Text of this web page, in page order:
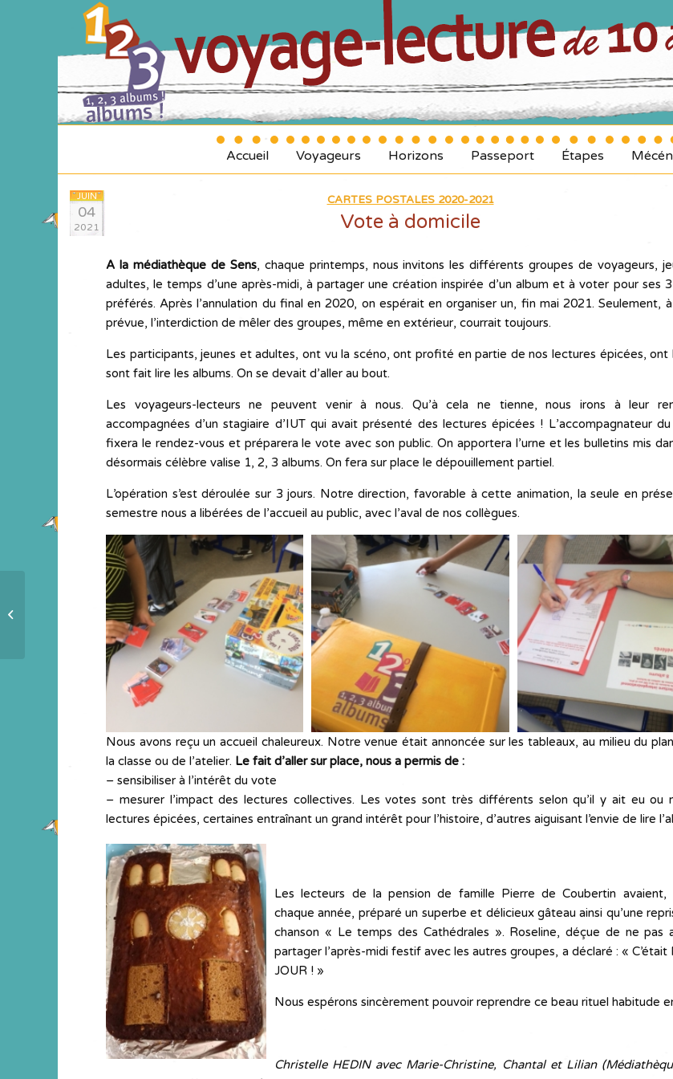
Accueil Voyageurs Horizons Passeport Étapes
JUIN
04
2021
CARTES POSTALES 2020-2021
Vote à domicile
A la médiathèque de Sens, chaque printemps, nous invitons les différents groupes de voyageurs,
adultes, le temps d’une après-midi, à partager une création inspirée d’un album et à voter pour ses
préférés. Après l’annulation du final en 2020, on espérait en organiser un, fin mai 2021. Seulement,
prévue, l’interdiction de mêler des groupes, même en extérieur, courrait toujours.
Les participants, jeunes et adultes, ont vu la scéno, ont profité en partie de nos lectures épicées, ont
sont fait lire les albums. On se devait d’aller au bout.
Les voyageurs-lecteurs ne peuvent venir à nous. Qu’à cela ne tienne, nous irons à leur
accompagnées d’un stagiaire d’IUT qui avait présenté des lectures épicées ! L’accompagnateur
fixera le rendez-vous et préparera le vote avec son public. On apportera l’urne et les bulletins mis
désormais célèbre valise 1, 2, 3 albums. On fera sur place le dépouillement partiel.
L’opération s’est déroulée sur 3 jours. Notre direction, favorable à cette animation, la seule en
semestre nous a libérées de l’accueil au public, avec l’aval de nos collègues.
Nous avons reçu un accueil chaleureux. Notre venue était annoncée sur les tableaux, au milieu du
la classe ou de l’atelier. Le fait d’aller sur place, nous a permis de :
– sensibiliser à l’intérêt du vote
– mesurer l’impact des lectures collectives. Les votes sont très différents selon qu’il y ait eu ou
lectures épicées, certaines entraînant un grand intérêt pour l’histoire, d’autres aiguisant l’envie de lire
Les lecteurs de la pension de famille Pierre de Coubertin avaient,
chaque année, préparé un superbe et délicieux gâteau ainsi qu’une
chanson « Le temps des Cathédrales ». Roseline, déçue de ne pas
partager l’après-midi festif avec les autres groupes, a déclaré : « C’était
JOUR ! »
Nous espérons sincèrement pouvoir reprendre ce beau rituel habitude
Christelle HEDIN avec Marie-Christine, Chantal et Lilian
Les souliers usés, on sait ce que